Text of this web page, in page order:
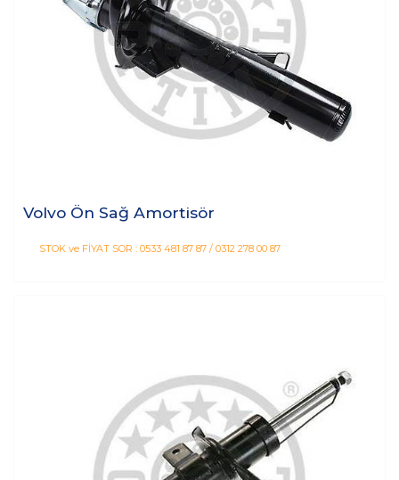
Volvo Ön Sağ Amortisör
STOK ve FİYAT SOR : 0533 481 87 87 / 0312 278 00 87